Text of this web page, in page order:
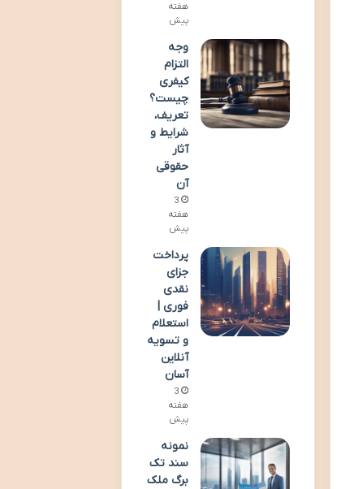
هفته
پیش
وجه
التزام
کیفری
چیست؟
تعریف،
شرایط و
آثار
حقوقی
آن
3
هفته
پیش
پرداخت
جزای
نقدی
فوری |
استعلام
و تسویه
آنلاین
آسان
3
هفته
پیش
نمونه
سند تک
برگ ملک